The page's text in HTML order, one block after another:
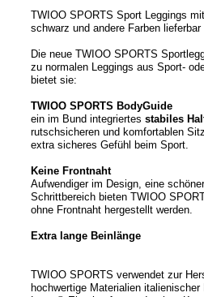
TWIOO SPORTS Sport Leggings mit
schwarz und andere Farben lieferbar
Die neue TWIOO SPORTS
zu normalen Leggings aus Sport-
bietet sie:
TWIOO SPORTS BodyGuide
ein im Bund integriertes stabiles
rutschsicheren und komfortablen
extra sicheres Gefühl beim Sport.
Keine Frontnaht
Aufwendiger im Design, eine
Schrittbereich bieten TWIOO
ohne Frontnaht hergestellt werden.
Extra lange Beinlänge
TWIOO SPORTS verwendet zur
hochwertige Materialien italienischer